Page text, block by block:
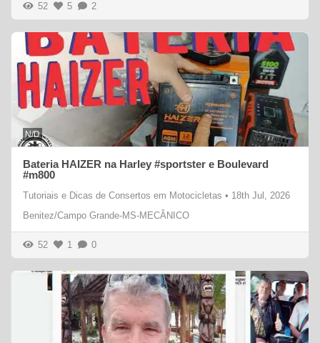
52 5 2
N/D
Bateria HAIZER na Harley #sportster e Boulevard
#m800
Tutoriais e Dicas de Consertos em Motocicletas • 18th Jul, 2026
Benitez/Campo Grande-MS-MECÂNICO
52 1 0